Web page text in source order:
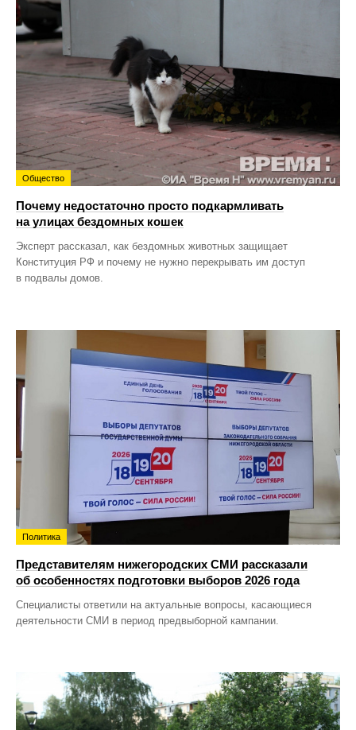
Общество
Почему недостаточно просто подкармливать
на улицах бездомных кошек
Эксперт рассказал, как бездомных животных защищает
Конституция РФ и почему не нужно перекрывать им доступ
в подвалы домов.
Политика
Представителям нижегородских СМИ рассказали
об особенностях подготовки выборов 2026 года
Специалисты ответили на актуальные вопросы, касающиеся
деятельности СМИ в период предвыборной кампании.